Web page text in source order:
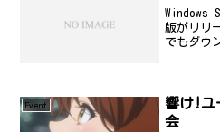
Windows
版がリリ
でもダウ
Event
響け!ユ
会